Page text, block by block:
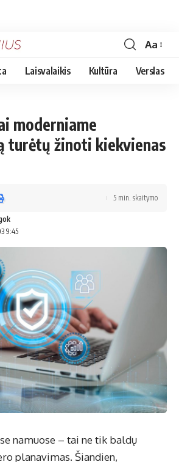
Font
Resizer
Aa
Laisvalaikis Kultūra Verslas
moderniame
turėtų žinoti kiekvienas
9:45
5 min. skaitymo
namuose – tai ne tik baldų
planavimas. Šiandien,